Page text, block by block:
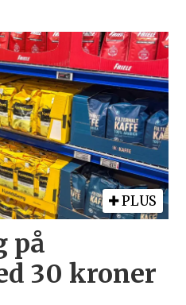
PLUS
på
30 kroner